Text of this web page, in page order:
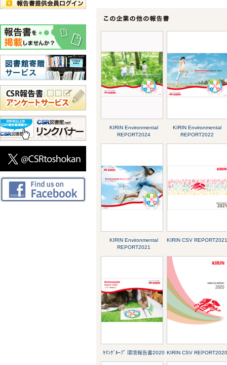
KIRIN Environmental
REPORT2024
KIRIN Environmental
REPORT2022
KIRIN Environmental
REPORT2021
KIRIN CSV
ｷﾘﾝｸﾞﾙｰﾌﾟ 環境報告書2020 KIRIN CSV